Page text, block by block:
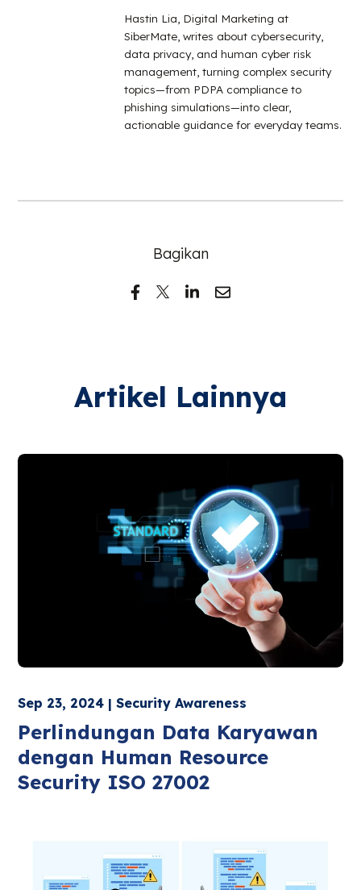
Hastin Lia, Digital Marketing at
SiberMate, writes about cybersecurity,
data privacy, and human cyber risk
management, turning complex security
topics—from PDPA compliance to
phishing simulations—into clear,
actionable guidance for everyday teams.
Bagikan
Artikel Lainnya
Sep 23, 2024 | Security Awareness
Perlindungan Data Karyawan
dengan Human Resource
Security ISO 27002